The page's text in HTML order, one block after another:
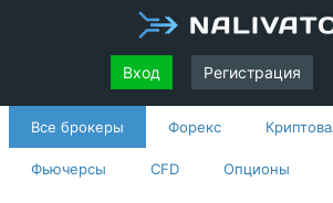
Вход Регистрация
Все брокеры Форекс
Фьючерсы CFD Опционы